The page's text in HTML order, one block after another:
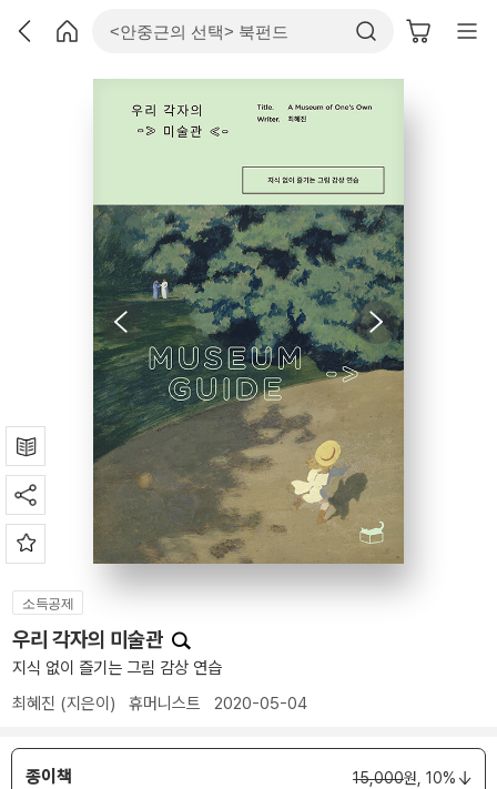
소득공제
우리 각자의 미술관
지식 없이 즐기는 그림 감상 연습
최혜진 (지은이) 휴머니스트 2020-05-04
종이책 15,000원, 10%